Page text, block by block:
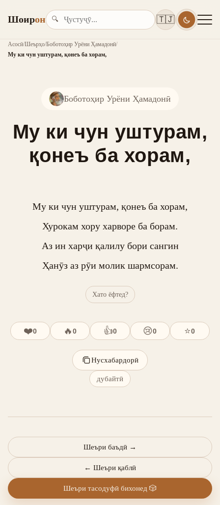
Шоирон 🔍 🇹🇯
Асосӣ/Шеърҳо/Боботоҳир Урёни Ҳамадонӣ/
Му ки чун уштурам, қонеъ ба хорам,
Боботоҳир Урёни Ҳамадонӣ
Му ки чун уштурам,
қонеъ ба хорам,
Му ки чун уштурам, қонеъ ба хорам,
Хурокам хору харворе ба борам.
Аз ин харҷи қалилу бори сангин
Ҳанӯз аз рӯи молик шармсорам.
Хато ёфтед?
❤️0 🔥0 👍0 😢0 ⭐0
Нусхабардорӣ
дубайтӣ
← Шеъри қаблӣ
Шеъри баъдӣ →
Шеъри тасодуфӣ бихонед 🎲